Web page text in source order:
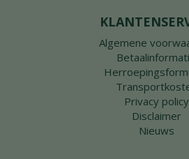
Algemene
Privacy policy
Disclaimer
Nieuws